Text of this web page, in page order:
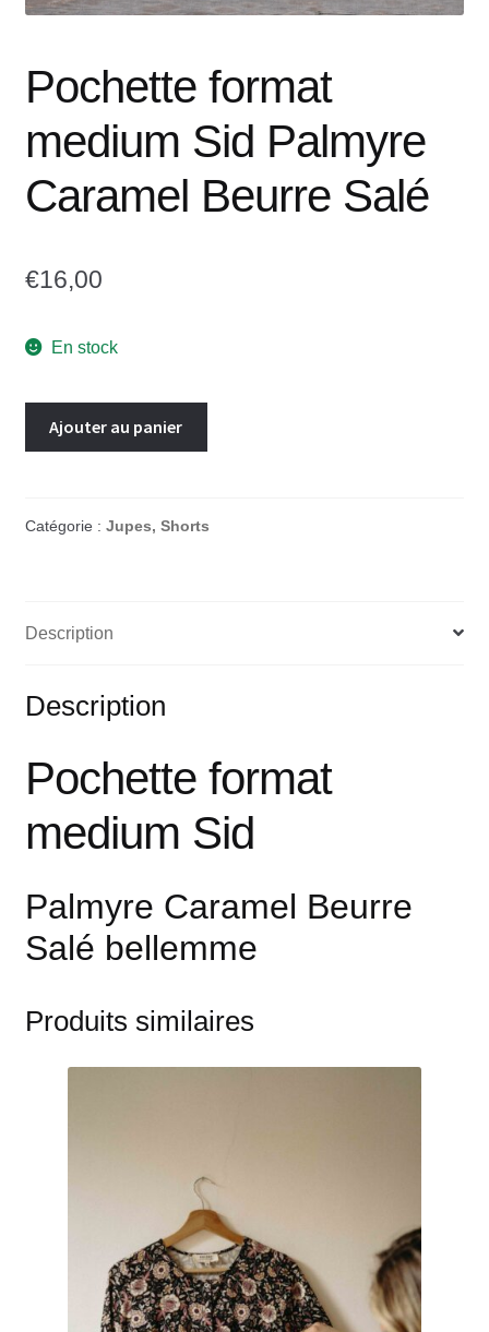
Pochette format
medium Sid Palmyre
Caramel Beurre Salé
€16,00
En stock
Ajouter au panier
Catégorie : Jupes, Shorts
Description
Description
Pochette format
medium Sid
Palmyre Caramel Beurre
Salé bellemme
Produits similaires